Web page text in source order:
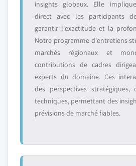
insights globaux. Elle
direct avec les participants
garantir l'exactitude et la
Notre programme d'entretiens
marchés régionaux et
contributions de cadres
experts du domaine. Ces
des perspectives stratégiques,
techniques, permettant des
prévisions de marché fiables.